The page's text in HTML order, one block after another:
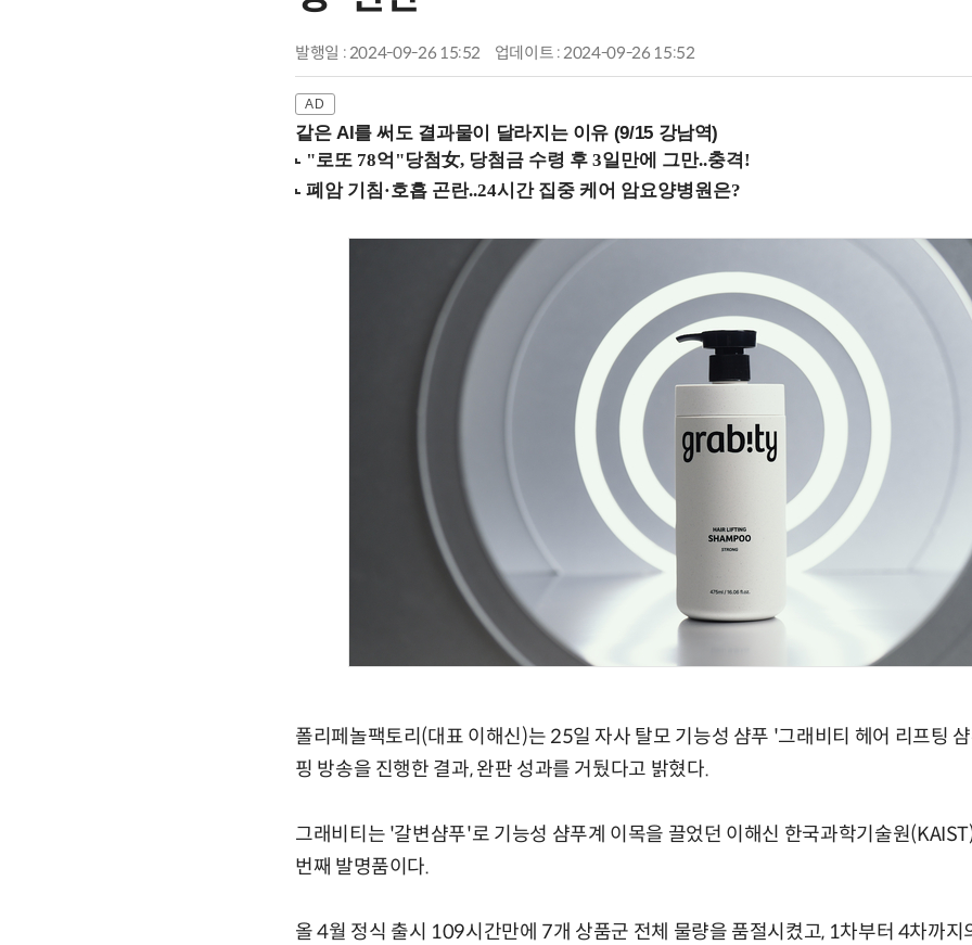
발행일 : 2024-09-26 15:52 업데이트 : 2024-09-26 15:52
같은 AI를 써도 결과물이 달라지는 이유 (9/15 강남역)
폴리페놀팩토리(대표 이해신)는 25일 자사 탈모 기능성 샴푸 '그래비티 헤어 리프팅
핑 방송을 진행한 결과, 완판 성과를 거뒀다고 밝혔다.
그래비티는 '갈변샴푸'로 기능성 샴푸계 이목을 끌었던 이해신 한국과학기술원
번째 발명품이다.
올 4월 정식 출시 109시간만에 7개 상품군 전체 물량을 품절시켰고, 1차부터 4차까지